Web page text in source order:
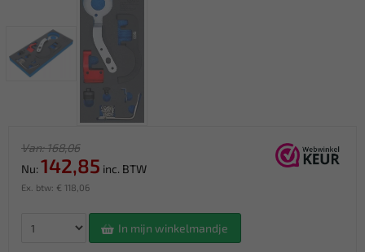
Van: 168,06
Nu: 142,85 inc. BTW
Ex. btw: € 118,06
In mijn winkelmandje